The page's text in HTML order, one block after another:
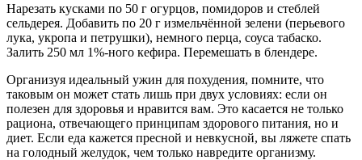
Нарезать кусками по 50 г огурцов, помидоров и стеблей
сельдерея. Добавить по 20 г измельчённой зелени (перьевого
лука, укропа и петрушки), немного перца, соуса табаско.
Залить 250 мл 1%-ного кефира. Перемешать в блендере.
Организуя идеальный ужин для похудения, помните, что
таковым он может стать лишь при двух условиях: если он
полезен для здоровья и нравится вам. Это касается не только
рациона, отвечающего принципам здорового питания, но и
диет. Если еда кажется пресной и невкусной, вы ляжете спать
на голодный желудок, чем только навредите организму.